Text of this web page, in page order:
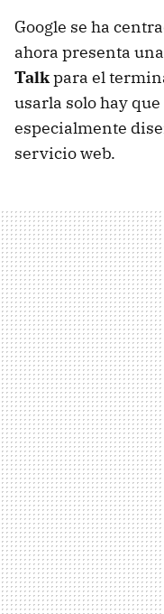
Google se ha
ahora presenta
Talkpara el
usarla solo hay
especialmente
servicio web.